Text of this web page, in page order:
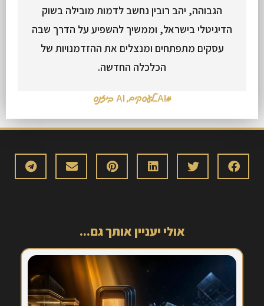
הגבוהה, יהב רובין נחשב לדמות מובילה בשוק
הדיגיטלי בישראל, וממשיך להשפיע על הדרך שבה
עסקים מתפתחים ומנצלים את ההזדמנויות של
הכלכלה החדשה.
#AI_לעסקים ,AI ביזנס
אולי יעניין אותך גם...